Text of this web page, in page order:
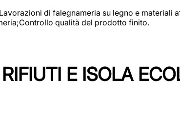
di falegnameria su legno e
qualità del prodotto finito.
E ISOLA